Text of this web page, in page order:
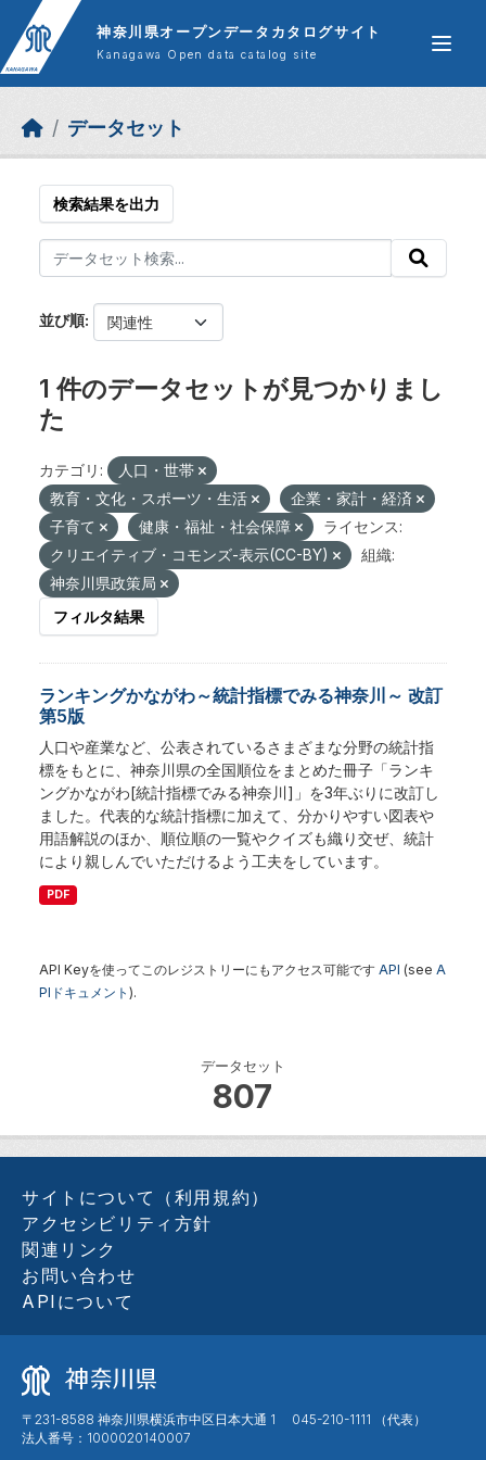
Skip to main content
神奈川県オープンデータカタログサイト
Kanagawa Open data catalog site
データセット
データセット
807
検索結果を出力
並び順
1 件のデータセットが見つかりまし
た
カテゴリ:
人口・世帯
教育・文化・スポーツ・生活
企業・家計・経済
子育て
健康・福祉・社会保障
ライセンス:
クリエイティブ・コモンズ-表示(CC-BY)
組織:
神奈川県政策局
フィルタ結果
ランキングかながわ～統計指標でみる神奈川～ 改訂
第5版
人口や産業など、公表されているさまざまな分野の統計指
標をもとに、神奈川県の全国順位をまとめた冊子「ランキ
ングかながわ[統計指標でみる神奈川]」を3年ぶりに改訂し
ました。代表的な統計指標に加えて、分かりやすい図表や
用語解説のほか、順位順の一覧やクイズも織り交ぜ、統計
により親しんでいただけるよう工夫をしています。
PDF
API Keyを使ってこのレジストリーにもアクセス可能です API (see A
PIドキュメント ).
サイトについて（利用規約）
アクセシビリティ方針
関連リンク
お問い合わせ
APIについて
〒231-8588 神奈川県横浜市中区日本大通 1 045-210-1111 （代表）
法人番号：1000020140007